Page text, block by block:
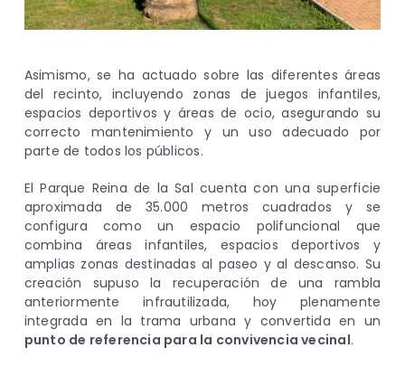
Asimismo, se ha actuado sobre las diferentes áreas
del recinto, incluyendo zonas de juegos infantiles,
espacios deportivos y áreas de ocio, asegurando su
correcto mantenimiento y un uso adecuado por
parte de todos los públicos.
El Parque Reina de la Sal cuenta con una superficie
aproximada de 35.000 metros cuadrados y se
configura como un espacio polifuncional que
combina áreas infantiles, espacios deportivos y
amplias zonas destinadas al paseo y al descanso. Su
creación supuso la recuperación de una rambla
anteriormente infrautilizada, hoy plenamente
integrada en la trama urbana y convertida en un
punto de referencia para la convivencia vecinal.